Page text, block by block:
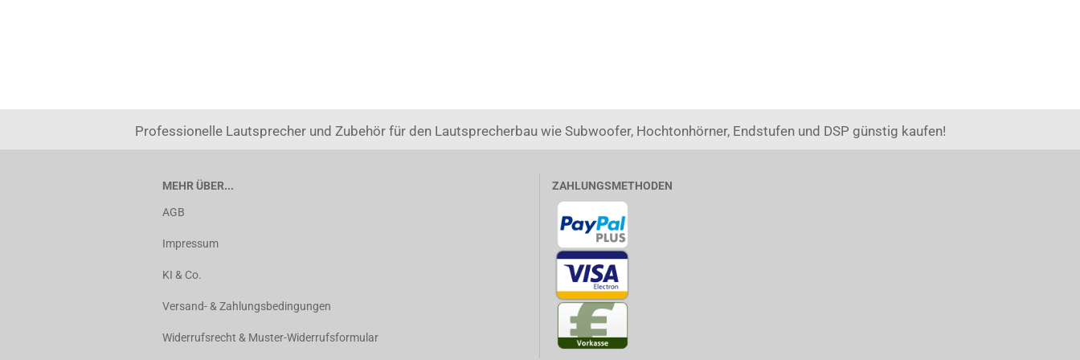
Professionelle Lautsprecher und Zubehör für den Lautsprecherbau wie Subwoofer, Hochtonhörner, Endstufen und DSP günstig kaufen!
MEHR ÜBER...
AGB
Impressum
KI & Co.
Versand- & Zahlungsbedingungen
Widerrufsrecht & Muster-Widerrufsformular
ZAHLUNGSMETHODEN